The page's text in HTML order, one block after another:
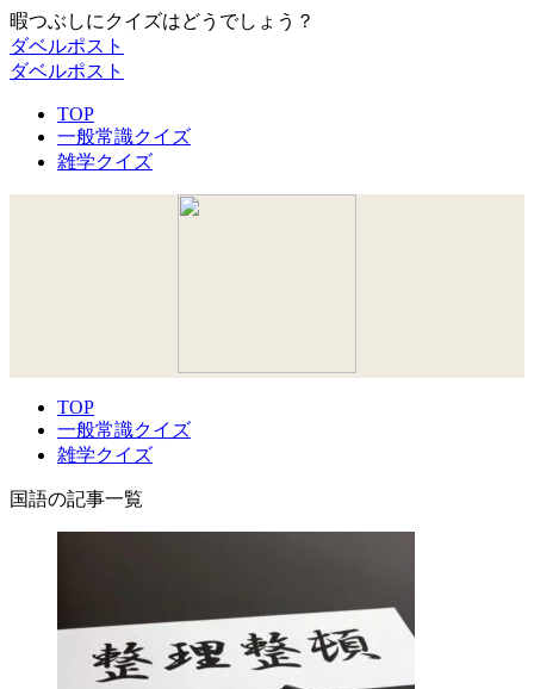
暇つぶしにクイズはどうでしょう？
ダベルポスト
ダベルポスト
TOP
一般常識クイズ
雑学クイズ
TOP
一般常識クイズ
雑学クイズ
国語の記事一覧